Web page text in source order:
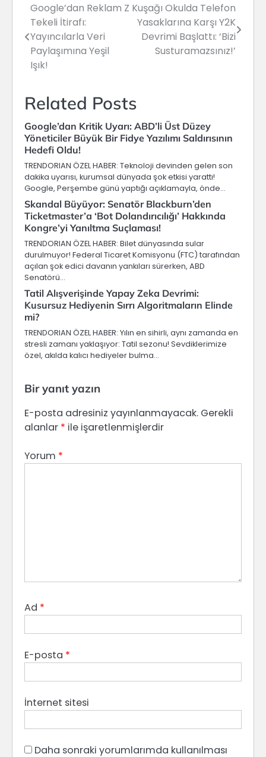
Yazı
gezinmesi
Google’dan Reklam
Tekeli İtirafı:
Yayıncılarla Veri
Paylaşımına Yeşil
Işık!
Z Kuşağı Okulda Telefon
Yasaklarına Karşı Y2K
Devrimi Başlattı: ‘Bizi
Susturamazsınız!’
Related Posts
Google’dan Kritik Uyarı: ABD’li Üst Düzey
Yöneticiler Büyük Bir Fidye Yazılımı Saldırısının
Hedefi Oldu!
TRENDORIAN ÖZEL HABER: Teknoloji devinden gelen son
dakika uyarısı, kurumsal dünyada şok etkisi yarattı!
Google, Perşembe günü yaptığı açıklamayla, önde…
Skandal Büyüyor: Senatör Blackburn’den
Ticketmaster’a ‘Bot Dolandırıcılığı’ Hakkında
Kongre’yi Yanıltma Suçlaması!
TRENDORIAN ÖZEL HABER: Bilet dünyasında sular
durulmuyor! Federal Ticaret Komisyonu (FTC) tarafından
açılan şok edici davanın yankıları sürerken, ABD
Senatörü…
Tatil Alışverişinde Yapay Zeka Devrimi:
Kusursuz Hediyenin Sırrı Algoritmaların Elinde
mi?
TRENDORIAN ÖZEL HABER: Yılın en sihirli, aynı zamanda en
stresli zamanı yaklaşıyor: Tatil sezonu! Sevdiklerimize
özel, akılda kalıcı hediyeler bulma…
Bir yanıt yazın
E-posta adresiniz yayınlanmayacak. Gerekli
alanlar * ile işaretlenmişlerdir
Yorum *
Ad *
E-posta *
İnternet sitesi
Daha sonraki yorumlarımda kullanılması